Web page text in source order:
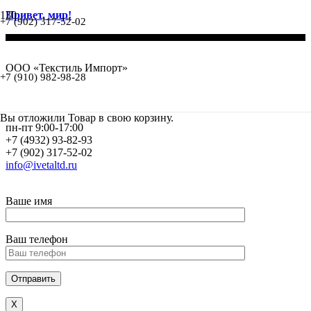
+7 (902) 317-52-02
+7 (910) 982-98-28
Вы отложили Товар в свою корзину.
Привет, мир!
ООО «Текстиль Импорт»
пн-пт 9:00-17:00
+7 (4932) 93-82-93
+7 (902) 317-52-02
info@ivetaltd.ru
Ваше имя
Ваш телефон
Х